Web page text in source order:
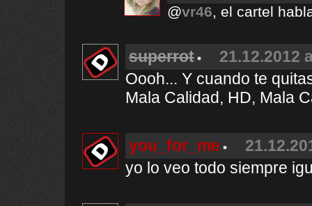
@vr46, el cartel
superrot
21.12.2012
Oooh... Y cuando te
Mala Calidad, HD, Mala
you_for_me
yo lo veo todo siempre